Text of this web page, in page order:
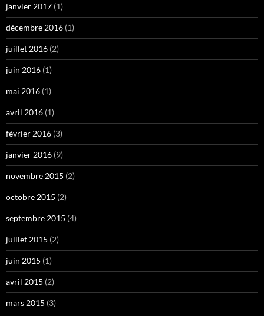
janvier 2017 (1)
décembre 2016 (1)
juillet 2016 (2)
juin 2016 (1)
mai 2016 (1)
avril 2016 (1)
février 2016 (3)
janvier 2016 (9)
novembre 2015 (2)
octobre 2015 (2)
septembre 2015 (4)
juillet 2015 (2)
juin 2015 (1)
avril 2015 (2)
mars 2015 (3)